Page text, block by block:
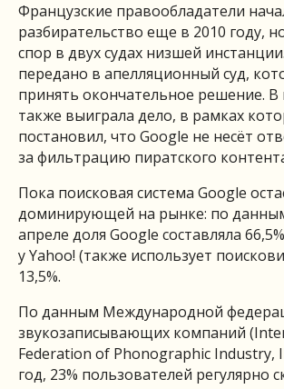
Французские правообладатели
разбирательство еще в 2010 году,
спор в двух судах низшей
передано в апелляционный суд,
принять окончательное решение. В
также выиграла дело, в рамках
постановил, что Google не несёт
за фильтрацию пиратского
Пока поисковая система Google
доминирующей на рынке: по
апреле доля Google составляла
у Yahoo! (также использует
13,5%.
По данным Международной
звукозаписывающих компаний
Federation of Phonographic Industry,
год, 23% пользователей регулярно